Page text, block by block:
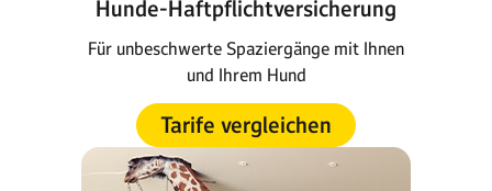
Hunde-Haftpflichtversicherung
Für unbeschwerte Spaziergänge mit Ihnen
und Ihrem Hund
Tarife vergleichen